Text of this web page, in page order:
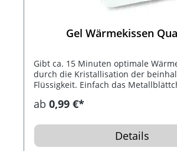
Gel Wärmekissen
Gibt ca. 15 Minuten optimale
durch die Kristallisation der
Flüssigkeit. Einfach das
kochendes Wasser und so bis 1.000
ab 0,99 €*
Details